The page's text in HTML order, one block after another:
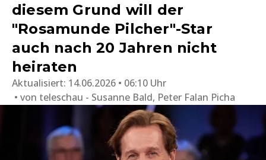
diesem Grund will der
"Rosamunde Pilcher"-Star
auch nach 20 Jahren nicht
heiraten
Aktualisiert: 14.06.2026 • 06:10 Uhr
von teleschau - Susanne Bald, Peter Falan Picha